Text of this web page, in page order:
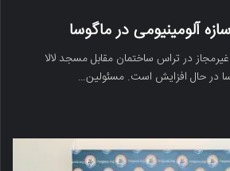
آلومینیومى در ماگوسا
در تراس ساختمان مقابل مسجد لالا
در حال افزایش است. مسئولین…